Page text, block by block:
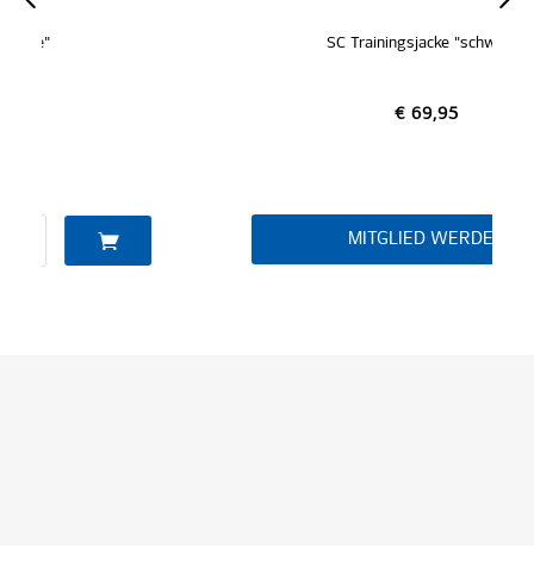
SC Trainingsjacke "schwarz"
MITGLIED WERDEN